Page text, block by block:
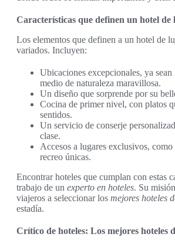
Características que definen un hotel de
Los elementos que definen a un hotel de
variados. Incluyen:
Ubicaciones excepcionales, ya sean
medio de naturaleza maravillosa.
Un diseño que sorprende por su
Cocina de primer nivel, con platos
sentidos.
Un servicio de conserje
clase.
Accesos a lugares exclusivos, como
recreo únicas.
Encontrar hoteles que cumplan con estas
trabajo de un experto en hoteles. Su
viajeros a seleccionar los mejores hoteles
estadía.
Crítico de hoteles: Los mejores hoteles